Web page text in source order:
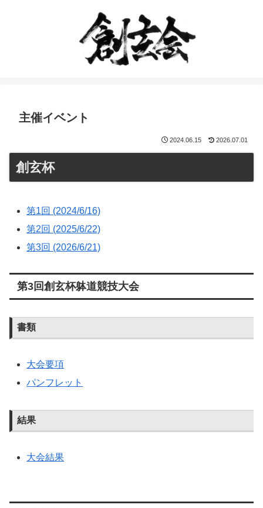
主催イベント
2024.06.15 2026.07.01
創玄杯
第1回 (2024/6/16)
第2回 (2025/6/22)
第3回 (2026/6/21)
第3回創玄杯躰道競技大会
書類
大会要項
パンフレット
結果
大会結果